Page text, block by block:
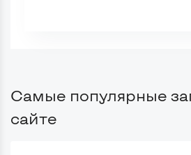
Самые популярные
сайте